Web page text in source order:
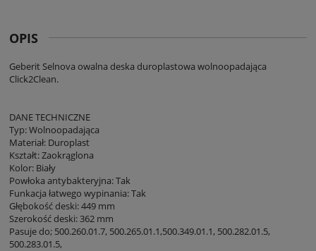
OPIS
Geberit Selnova owalna deska duroplastowa wolnoopadająca
Click2Clean.
DANE TECHNICZNE
Typ: Wolnoopadająca
Materiał: Duroplast
Kształt: Zaokrąglona
Kolor: Biały
Powłoka antybakteryjna: Tak
Funkacja łatwego wypinania: Tak
Głębokość deski: 449 mm
Szerokość deski: 362 mm
Pasuje do; 500.260.01.7, 500.265.01.1,500.349.01.1, 500.282.01.5,
500.283.01.5,